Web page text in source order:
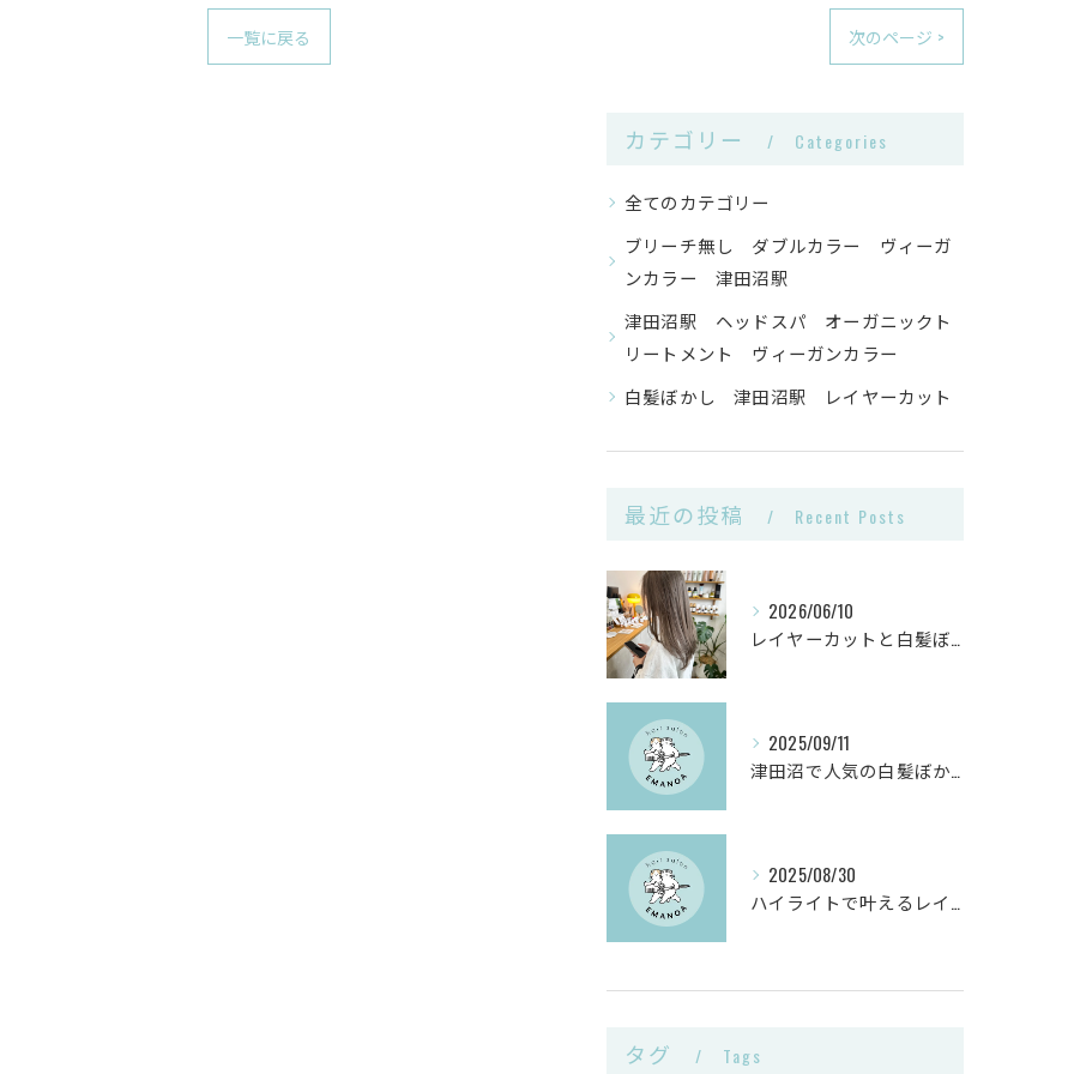
一覧に戻る 次のページ >
カテゴリー Categories
全てのカテゴリー
ブリーチ無し ダブルカラー ヴィーガ
ンカラー 津田沼駅
津田沼駅 ヘッドスパ オーガニックト
リートメント ヴィーガンカラー
白髪ぼかし 津田沼駅 レイヤーカット
最近の投稿 Recent Posts
2026/06/10
レイヤーカットと白髪ぼかしカラーで千葉県船橋市の髪悩みを解決
2025/09/11
津田沼で人気の白髪ぼかしヘアサロンとは？
2025/08/30
ハイライトで叶えるレイヤーカットと白髪ぼかしのヴィーガンカラー活用術
タグ Tags